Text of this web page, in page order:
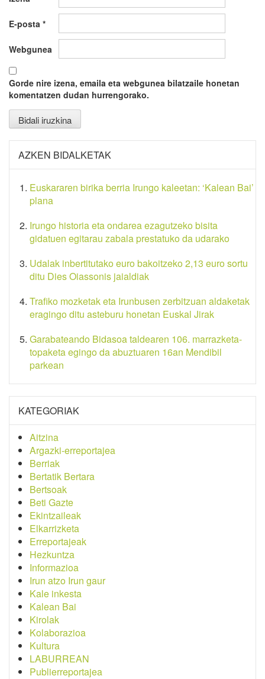
E-posta *
Webgunea
Gorde nire izena, emaila eta webgunea bilatzaile honetan
komentatzen dudan hurrengorako.
AZKEN BIDALKETAK
Euskararen birika berria Irungo kaleetan: ‘Kalean Bai’
plana
Irungo historia eta ondarea ezagutzeko bisita
gidatuen egitarau zabala prestatuko da udarako
Udalak inbertitutako euro bakoitzeko 2,13 euro sortu
ditu Dies Oiassonis jaialdiak
Trafiko mozketak eta Irunbusen zerbitzuan aldaketak
eragingo ditu asteburu honetan Euskal Jirak
Garabateando Bidasoa taldearen 106. marrazketa-
topaketa egingo da abuztuaren 16an Mendibil
parkean
KATEGORIAK
Aitzina
Argazki-erreportajea
Berriak
Bertatik Bertara
Bertsoak
Beti Gazte
Ekintzaileak
Elkarrizketa
Erreportajeak
Hezkuntza
Informazioa
Irun atzo Irun gaur
Kale inkesta
Kalean Bai
Kirolak
Kolaborazioa
Kultura
LABURREAN
Publierreportajea